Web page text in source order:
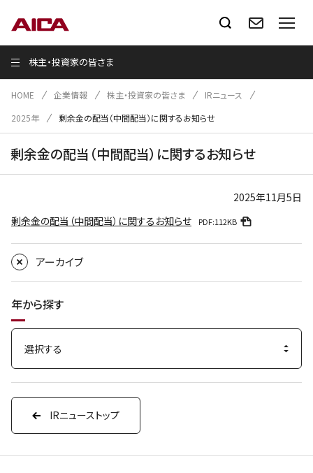
株主・投資家の皆さま
HOME 企業情報 株主・投資家の皆さま
IRニュース
2025年
剰余金の配当（中間配当）に関するお知らせ
剰余金の配当（中間配当）に関するお知らせ
2025年11月5日
剰余金の配当（中間配当）に関するお知らせ
PDF:112KB
アーカイブ
年から探す
IRニューストップ